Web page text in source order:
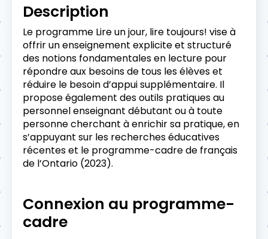
Description
Le programme Lire un jour, lire toujours! vise à
offrir un enseignement explicite et structuré
des notions fondamentales en lecture pour
répondre aux besoins de tous les élèves et
réduire le besoin d’appui supplémentaire. Il
propose également des outils pratiques au
personnel enseignant débutant ou à toute
personne cherchant à enrichir sa pratique, en
s’appuyant sur les recherches éducatives
récentes et le programme-cadre de français
de l’Ontario (2023).
Connexion au programme-
cadre